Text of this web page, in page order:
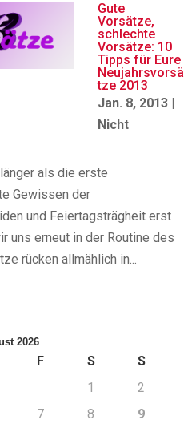
Gute
Vorsätze,
schlechte
Vorsätze: 10
Tipps für Eure
Neujahrsvorsä
tze 2013
Jan. 8, 2013 |
Nicht
als die erste
Gewissen der
und Feiertagsträgheit erst
uns erneut in der Routine des
rücken allmählich in...
2026
F S
S
1
2
7 8
9